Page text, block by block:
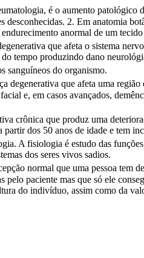
é o aumento patológico
desconhecidas. 2. Em anatomia
anormal de um
que afeta o sistema
tempo produzindo dano
sanguíneos do organismo.
degenerativa que afeta uma
e, em casos avançados,
crônica que produz uma
partir dos 50 anos de idade e tem
A fisiologia é estudo das
dos seres vivos sadios.
normal que uma pessoa tem
pelo paciente mas que só ele
do indivíduo, assim como da